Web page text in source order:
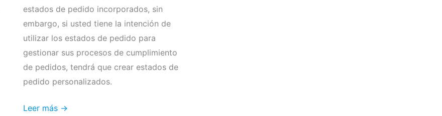
estados de pedido incorporados, sin
embargo, si usted tiene la intención de
utilizar los estados de pedido para
gestionar sus procesos de cumplimiento
de pedidos, tendrá que crear estados de
pedido personalizados.
Leer más →